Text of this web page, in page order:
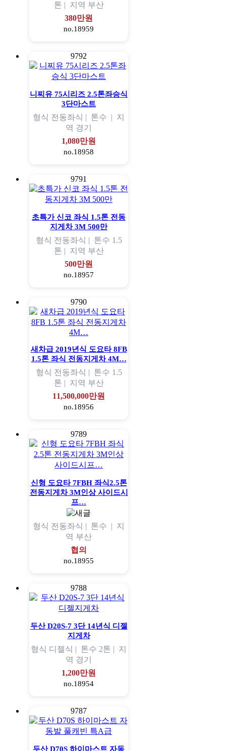
톤 | 지역 부산
380만원
no.18959
9792
니찌유 75시리즈 2.5톤좌승식
3단마스트
형식 전동좌식 | 톤수 | 지
역 경기
1,080만원
no.18958
9791
초특가 신코 좌식 1.5톤 전동
지게차 3M 500만
형식 전동좌식 | 톤수 1.5
톤 | 지역 부산
500만원
no.18957
9790
새차급 2019년식 도요타 8FB
1.5톤 좌식 전동지게차 4M…
형식 전동좌식 | 톤수 1.5
톤 | 지역 부산
11,500,000만원
no.18956
9789
신형 도요타 7FBH 좌식2.5톤
전동지게차 3M인상 사이드시
프…
형식 전동좌식 | 톤수 | 지
역 부산
협의
no.18955
9788
두산 D20S-7 3단 14년식 디젤
지게차
형식 디젤식 | 톤수 2톤 | 지
역 경기
1,200만원
no.18954
9787
두산 D70S 하이마스트 자동